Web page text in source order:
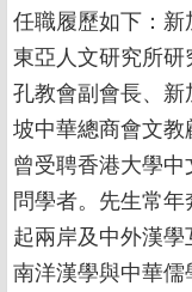
任職履歷如下：
東亞人文研究所
孔教會副會長、新
坡中華總商會文教
曾受聘香港大學
問學者。先生常
起兩岸及中外漢
南洋漢學與中華儒